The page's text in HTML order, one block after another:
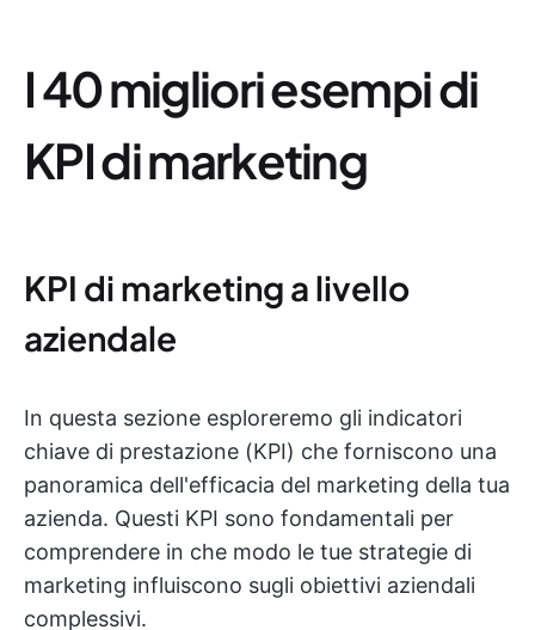
I 40 migliori esempi di
KPI di marketing
KPI di marketing a livello
aziendale
In questa sezione esploreremo gli indicatori
chiave di prestazione (KPI) che forniscono una
panoramica dell'efficacia del marketing della tua
azienda. Questi KPI sono fondamentali per
comprendere in che modo le tue strategie di
marketing influiscono sugli obiettivi aziendali
complessivi.